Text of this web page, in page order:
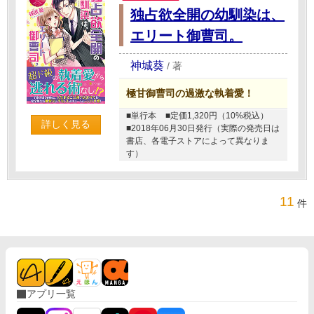
詳しく見る
独占欲全開の幼馴染は、
エリート御曹司。
神城葵 / 著
極甘御曹司の過激な執着愛！
■単行本
■定価1,320円（10%税込）
■2018年06月30日発行（実際の発売日は
書店、各電子ストアによって異なりま
す）
11 件
アプリ一覧